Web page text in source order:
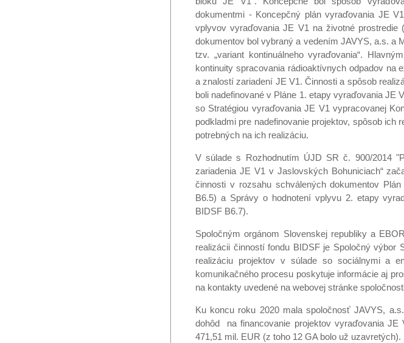
dokumentmi - Koncepčný plán vyraďovania JE
vplyvov vyraďovania JE V1 na životné prostredie
dokumentov bol vybraný a vedením JAVYS, a.s. a
tzv. „variant kontinuálneho vyraďovania“.
kontinuity spracovania rádioaktívnych odpadov na
a znalostí zariadení JE V1. Činnosti a spôsob
boli nadefinované v Pláne 1. etapy vyraďovania JE
so Stratégiou vyraďovania JE V1 vypracovanej
podkladmi pre nadefinovanie projektov, spôsob ich
potrebných na ich realizáciu.
V súlade s Rozhodnutím ÚJD SR č. 900/2014
zariadenia JE V1 v Jaslovských Bohuniciach“
činnosti v rozsahu schválených dokumentov
B6.5) a Správy o hodnotení vplyvu 2. etapy
BIDSF B6.7).
Spoločným orgánom Slovenskej republiky a
realizácii činností fondu BIDSF je Spoločný výbor
realizáciu projektov v súlade so sociálnymi a
komunikačného procesu poskytuje informácie aj
na kontakty uvedené na webovej stránke
Ku koncu roku 2020 mala spoločnosť JAVYS,
dohôd na financovanie projektov vyraďovania
471,51 mil. EUR (z toho 12 GA bolo už uzavretých).